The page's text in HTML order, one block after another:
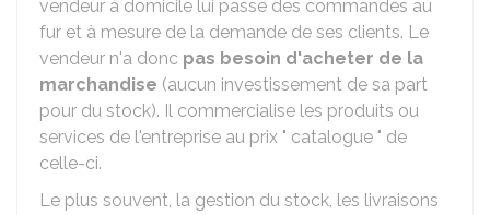
vendeur à domicile lui passe des commandes au
fur et à mesure de la demande de ses clients. Le
vendeur n'a donc pas besoin d'acheter de la
marchandise (aucun investissement de sa part
pour du stock). Il commercialise les produits ou
services de l'entreprise au prix " catalogue " de
celle-ci.
Le plus souvent, la gestion du stock, les livraisons